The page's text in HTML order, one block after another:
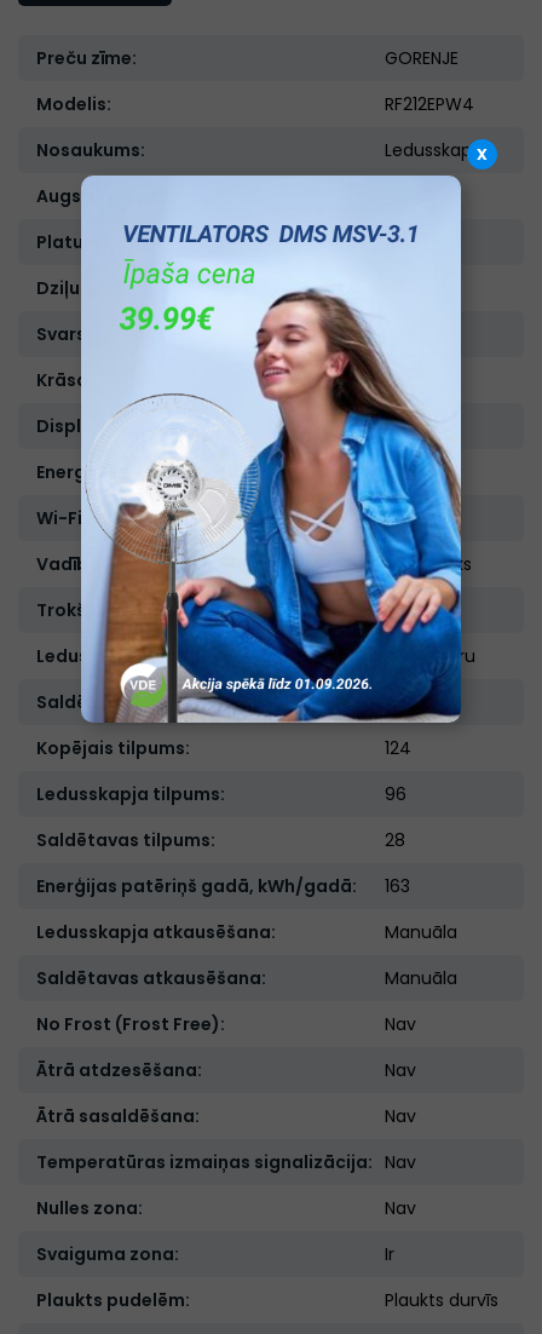
Preču zīme:
GORENJE
Modelis:
RF212EPW4
Nosaukums:
Ledusskapis
Augstums, cm:
Platums, cm:
47,5
Dziļums, cm:
Svars, kg:
Krāsa:
Balta
Displejs:
Nav
Energoefektivitātes klase :
E
Wi-Fi:
Nav
Vadības veids:
Mehānisks
Trokšņu līmenis, db:
36
Ledusskapja tips:
Divkameru
Saldētava:
Augšā
Kopējais tilpums:
124
Ledusskapja tilpums:
96
Saldētavas tilpums:
28
Enerģijas patēriņš gadā, kWh/gadā:
163
Ledusskapja atkausēšana:
Manuāla
Saldētavas atkausēšana:
Manuāla
No Frost (Frost Free):
Nav
Ātrā atdzesēšana:
Nav
Ātrā sasaldēšana:
Nav
Temperatūras izmaiņas signalizācija: Nav
Nulles zona:
Nav
Svaiguma zona:
Ir
Plaukts pudelēm:
Plaukts durvīs
x